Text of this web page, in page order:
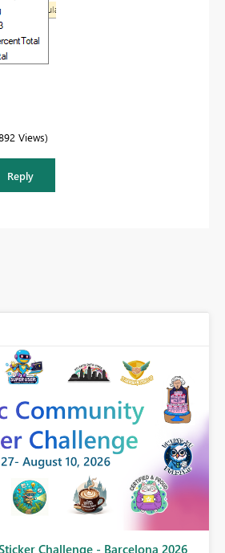
Views
Reply
Challenge - Barcelona 2026